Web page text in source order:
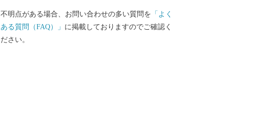
不明点がある場合、お問い合わせの多い質問を 「よく
ある質問（FAQ）」 に掲載しておりますのでご確認く
ださい。